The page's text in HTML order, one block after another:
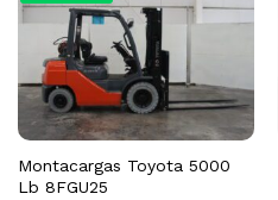
Montacargas Toyota 5000
Lb 8FGU25